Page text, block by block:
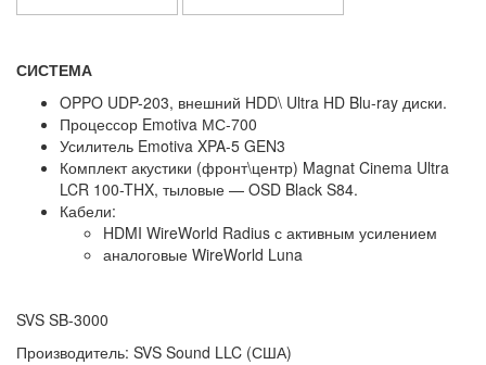
СИСТЕМА
OPPO UDP-203, внешний HDD\ Ultra HD Blu-ray диски.
Процессор Emotiva МС-700
Усилитель Emotiva XPA-5 GEN3
Комплект акустики (фронт\центр) Magnat Cinema Ultra
LCR 100-THX, тыловые — OSD Black S84.
Кабели:
HDMI WireWorld Radius с активным усилением
аналоговые WireWorld Luna
SVS SB-3000
Производитель: SVS Sound LLC (США)